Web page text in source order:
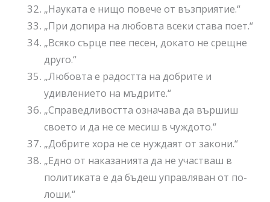
„Науката е нищо повече от възприятие.“
„При допира на любовта всеки става поет.“
„Всяко сърце пее песен, докато не срещне
друго.“
„Любовта е радостта на добрите и
удивлението на мъдрите.“
„Справедливостта означава да вършиш
своето и да не се месиш в чуждото.“
„Добрите хора не се нуждаят от закони.“
„Едно от наказанията да не участваш в
политиката е да бъдеш управляван от по-
лоши.“